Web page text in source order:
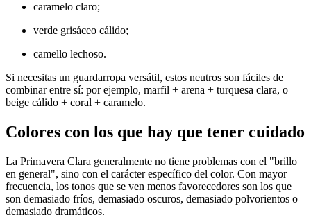
caramelo claro;
verde grisáceo cálido;
camello lechoso.
Si necesitas un guardarropa versátil, estos neutros son fáciles de
combinar entre sí: por ejemplo, marfil + arena + turquesa clara, o
beige cálido + coral + caramelo.
Colores con los que hay que tener cuidado
La Primavera Clara generalmente no tiene problemas con el "brillo
en general", sino con el carácter específico del color. Con mayor
frecuencia, los tonos que se ven menos favorecedores son los que
son demasiado fríos, demasiado oscuros, demasiado polvorientos o
demasiado dramáticos.